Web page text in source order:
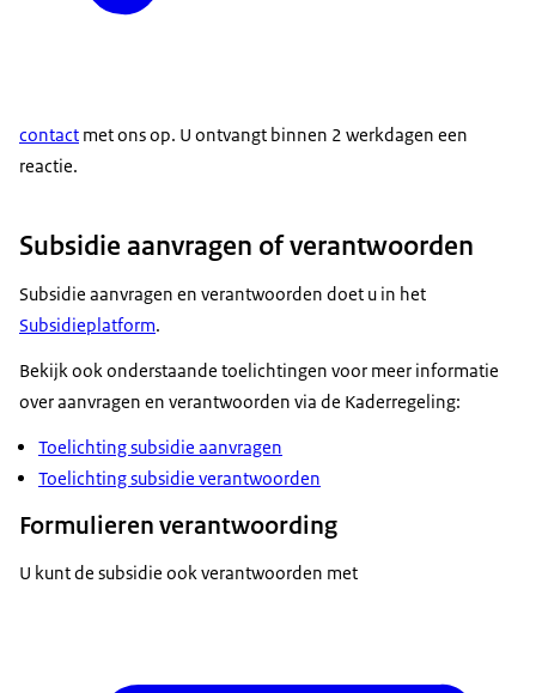
contact met ons op. U ontvangt binnen 2 werkdagen een
reactie.
Subsidie aanvragen of verantwoorden
Subsidie aanvragen en verantwoorden doet u in het
Subsidieplatform.
Bekijk ook onderstaande toelichtingen voor meer informatie
over aanvragen en verantwoorden via de Kaderregeling:
Toelichting subsidie aanvragen
Toelichting subsidie verantwoorden
Formulieren verantwoording
U kunt de subsidie ook verantwoorden met